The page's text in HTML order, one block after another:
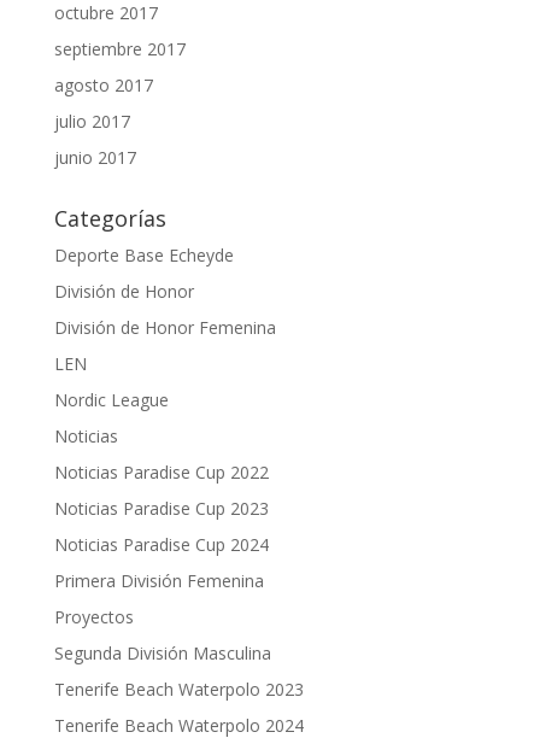
octubre 2017
septiembre 2017
agosto 2017
julio 2017
junio 2017
Categorías
Deporte Base Echeyde
División de Honor
División de Honor Femenina
LEN
Nordic League
Noticias
Noticias Paradise Cup 2022
Noticias Paradise Cup 2023
Noticias Paradise Cup 2024
Primera División Femenina
Proyectos
Segunda División Masculina
Tenerife Beach Waterpolo 2023
Tenerife Beach Waterpolo 2024